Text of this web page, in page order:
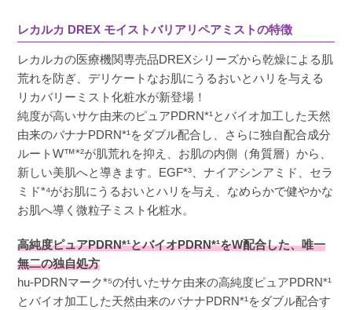
さいさい 購入者
非公開
投稿日
2026/01/17
かなり細かいミストです。冬の乾燥した時期に
はぴったりで、お風呂から上がった直後にスプ
が引き締まって顔に艶が出ました！
かなり使い勝手が良く、頻回に使用していたら
すぐなくなってしまったので追加購入しまし
た。
レカルカ DREX モイストバリアリペアミストの特徴
レカルカの医療機関専売品DREXシリーズから乾燥による肌
荒れを防ぎ、デリケートなお肌にうるおいとハリを与える
リカバリーミスト化粧水が新登場！
純度が高いサケ由来のピュアPDRN*¹とバイオ加工した天然
由来のバナナPDRN*¹をダブル配合し、さらに独自配合成分
ルートW™*²が肌荒れを抑え、お肌の内側（角質層）から、
新しい美肌へと導きます。EGF*³、ナイアシンアミド、セラ
ミド*⁴がお肌にうるおいとハリを与え、なめらかで健やかな
お肌へ導く微粒子ミスト化粧水。
高純度ピュアPDRN*¹とバイオPDRN*¹をW配合した、唯一
無二の独自処方
hu-PDRNマーク*⁵の付いたサケ由来の高純度ピュアPDRN*¹
とバイオ加工した天然由来のバナナPDRN*¹をダブル配合す